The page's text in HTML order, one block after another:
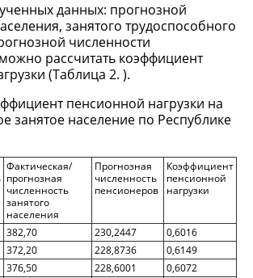
данных: прогнозной
занятого трудоспособного
численности
рассчитать коэффициент
(Таблица 2. ).
пенсионной нагрузки на
занятое население по Республике
Фактическая/
прогнозная
численность
занятого
населения
Прогнозная
численность
пенсионеров
Коэффициент
пенсионной
нагрузки
382,70 230,2447
0,6016
372,20 228,8736
0,6149
376,50 228,6001
0,6072